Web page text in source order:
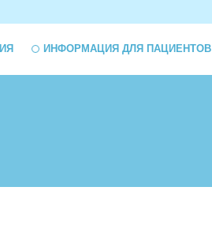
ИНФОРМАЦИЯ ДЛЯ ПАЦИЕНТОВ